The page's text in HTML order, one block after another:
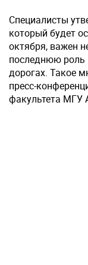
Специалисты
который будет
октября, важен
последнюю роль
дорогах. Такое
пресс-
факультета МГУ